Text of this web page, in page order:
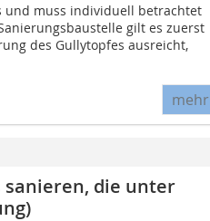
und muss individuell betrachtet
gilt es zuerst
des Gullytopfes ausreicht,
mehr
sanieren, die unter